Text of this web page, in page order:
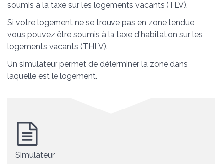
soumis à la taxe sur les logements vacants (TLV).
Si votre logement ne se trouve pas en zone tendue,
vous pouvez être soumis à la taxe d'habitation sur les
logements vacants (THLV).
Un simulateur permet de déterminer la zone dans
laquelle est le logement.
Simulateur